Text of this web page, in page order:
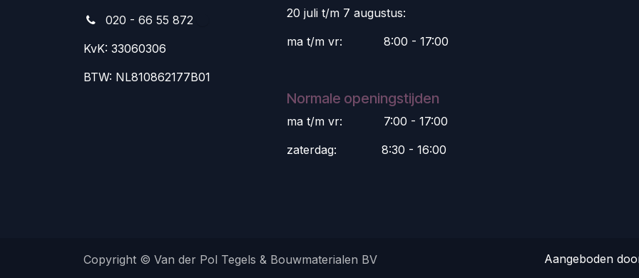
020 - 66 55 872
KvK: 33060306
BTW: NL810862177B01
20 juli t/m 7 augustus:
ma t/m vr:
​8:00 - 17:00
Normale openingstijden
ma t/m vr:
​7:00 - 17:00
zaterdag:
​8:30 - 16:00
Copyright © Van der Pol Tegels & Bouwmaterialen BV Aangeboden